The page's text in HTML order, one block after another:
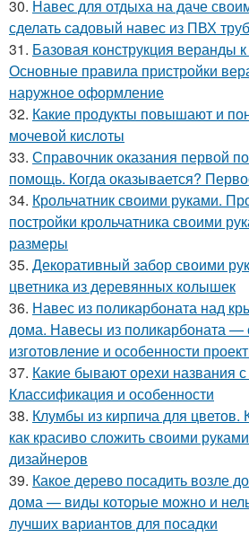
30. Навес для отдыха на даче
сделать садовый навес из ПВХ труб
31. Базовая конструкция веранды
Основные правила пристройки
наружное оформление
32. Какие продукты повышают и
мочевой кислоты
33. Справочник оказания первой
помощь. Когда оказывается?
34. Крольчатник своими руками.
постройки крольчатника своими
размеры
35. Декоративный забор своими
цветника из деревянных колышек
36. Навес из поликарбоната над
дома. Навесы из поликарбоната —
изготовление и особенности
37. Какие бывают орехи названия
Классификация и особенности
38. Клумбы из кирпича для
как красиво сложить своими
дизайнеров
39. Какое дерево посадить возле
дома — виды которые можно и
лучших вариантов для посадки